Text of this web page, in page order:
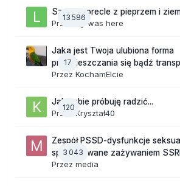
13 586
Szalone precle z pieprzem i
Przezlily was here
17
Jaka jest Twoja ulubiona forma
przemieszczania się bądź
Przez KochamElcie
120
Jak sobie próbuję radzić...
Przez Kryształ40
3 043
Zespół PSSD-dysfunkcje
spowodowane zażywaniem SSRI
Przez media